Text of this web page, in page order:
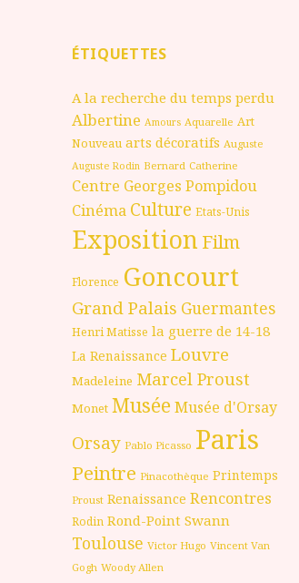
ÉTIQUETTES
A la recherche du temps perdu
Albertine Amours Aquarelle Art
Nouveau arts décoratifs Auguste
Auguste Rodin Bernard Catherine
Centre Georges Pompidou
Cinéma Culture Etats-Unis
ExpositionFilm
Florence Goncourt
Grand Palais Guermantes
Henri Matisse la guerre de 14-18
La Renaissance Louvre
Madeleine Marcel Proust
Monet Musée Musée d'Orsay
Orsay Pablo Picasso Paris
Peintre Pinacothèque Printemps
Proust Renaissance Rencontres
Rodin Rond-Point Swann
Toulouse Victor Hugo Vincent Van
Gogh Woody Allen